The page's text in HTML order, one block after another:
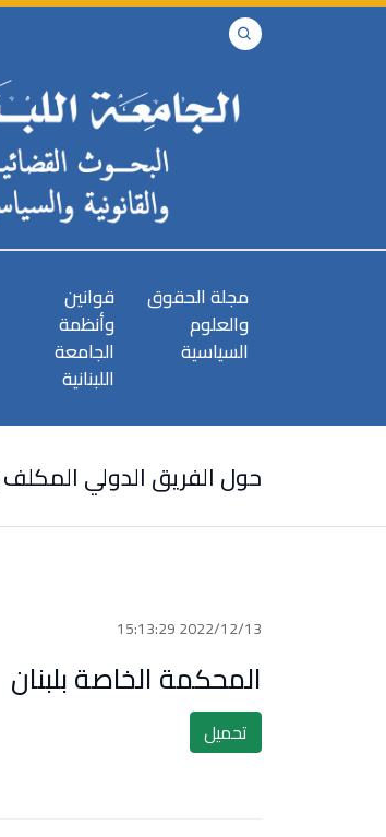
مجلة الحقوق
والعلوم
السياسية
قوانين
وأنظمة
الجامعة
اللبنانية
حول الفريق الدولي
2022/12/13 15:13:29
المحكمة الخاصة بلبنان
تحميل